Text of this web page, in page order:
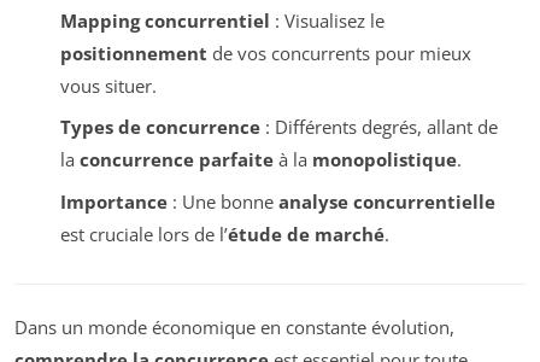
Mapping concurrentiel : Visualisez le
positionnement de vos concurrents pour mieux
vous situer.
Types de concurrence: Différents degrés, allant de
la concurrence parfaiteà la monopolistique.
Importance: Une bonne analyse concurrentielle
est cruciale lors de l’étude de marché.
Dans un monde économique en constante évolution,